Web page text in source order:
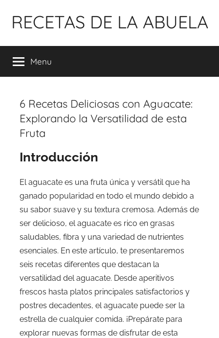
para
conteúdo
RECETAS DE LA ABUELA
Menu
6 Recetas Deliciosas con Aguacate:
Explorando la Versatilidad de esta
Fruta
Introducción
El aguacate es una fruta única y versátil que ha
ganado popularidad en todo el mundo debido a
su sabor suave y su textura cremosa. Además de
ser delicioso, el aguacate es rico en grasas
saludables, fibra y una variedad de nutrientes
esenciales. En este artículo, te presentaremos
seis recetas diferentes que destacan la
versatilidad del aguacate. Desde aperitivos
frescos hasta platos principales satisfactorios y
postres decadentes, el aguacate puede ser la
estrella de cualquier comida. ¡Prepárate para
explorar nuevas formas de disfrutar de esta